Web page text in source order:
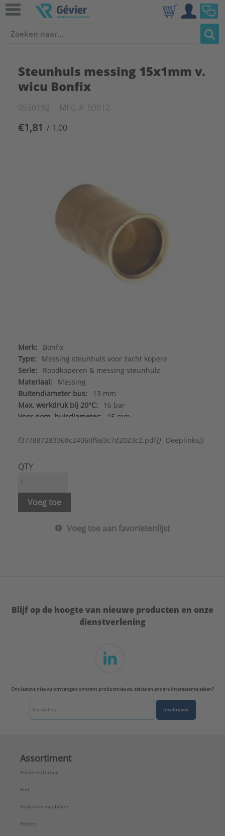
Steunhuls messing 15x1mm v.
wicu Bonfix
0530192 MFG #: 50012
€1,81 / 1.00
Merk:
Bonfix
Type:
Messing steunhuls voor zacht kopere
Serie:
Roodkoperen & messing steunhulz
Materiaal:
Messing
Buitendiameter bus:
13 mm
Max. werkdruk bij 20°C:
16 bar
Voor nom. buisdiameter:
15 mm
f377887283368c24060f9a3c7d2023c2.pdf() Deeplinks()
QTY
Voeg toe
Voeg toe aan favorietenlijst
Blijf op de hoogte van nieuwe producten en onze
dienstverlening
Ons laatste nieuws ontvangen omtrent productnieuws, acties en andere interessante zaken?
Inschrijven
Assortiment
Afvoermateriaal
Bad
Badkamermeubelen
Boilers